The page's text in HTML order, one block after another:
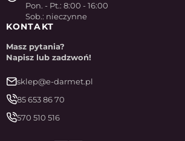
Pon. - Pt.: 8:00 - 16:00
Sob.: nieczynne
KONTAKT
Masz pytania?
Napisz lub zadzwoń!
sklep@e-darmet.pl
85 653 86 70
570 510 516